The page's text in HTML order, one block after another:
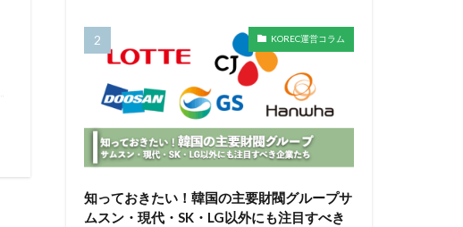
KOREC運営コラム
知っておきたい！韓国の主要財閥グループサ
ムスン・現代・SK・LG以外にも注目すべき